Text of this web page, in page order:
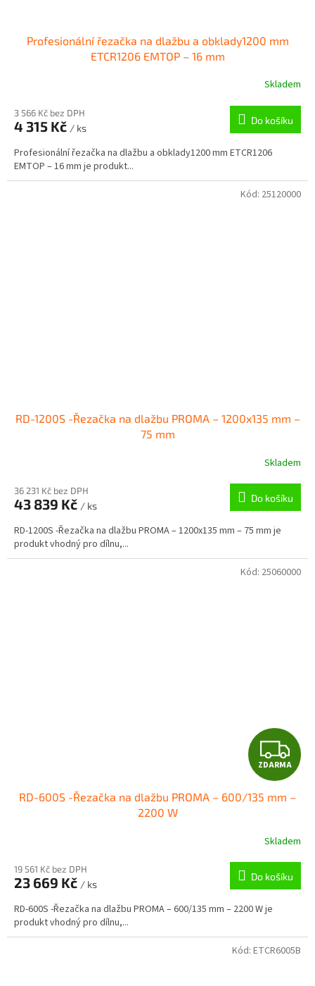
Profesionální řezačka na dlažbu a obklady1200 mm
ETCR1206 EMTOP – 16 mm
Skladem
3 566 Kč bez DPH
4 315 Kč / ks
Do košíku
Profesionální řezačka na dlažbu a obklady1200 mm ETCR1206
EMTOP – 16 mm je produkt...
RD-1200S -Řezačka na dlažbu PROMA – 1200x135 mm –
75 mm
Skladem
36 231 Kč bez DPH
43 839 Kč / ks
Do košíku
RD-1200S -Řezačka na dlažbu PROMA – 1200x135 mm – 75 mm je
produkt vhodný pro dílnu,...
Kód: 25120000
Z
D
A
R
M
A
ZDARMA
RD-600S -Řezačka na dlažbu PROMA – 600/135 mm –
2200 W
Skladem
19 561 Kč bez DPH
23 669 Kč / ks
Do košíku
RD-600S -Řezačka na dlažbu PROMA – 600/135 mm – 2200 W je
produkt vhodný pro dílnu,...
Kód: 25060000
Kód: ETCR6005B